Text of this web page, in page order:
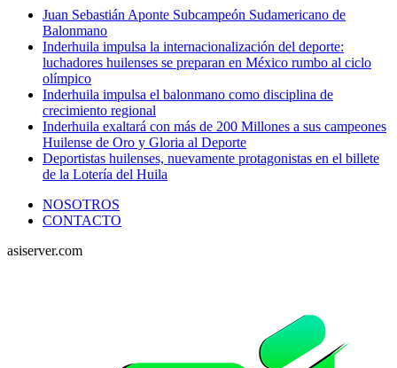
Juan Sebastián Aponte Subcampeón Sudamericano de
Balonmano
Inderhuila impulsa la internacionalización del deporte:
luchadores huilenses se preparan en México rumbo al ciclo
olímpico
Inderhuila impulsa el balonmano como disciplina de
crecimiento regional
Inderhuila exaltará con más de 200 Millones a sus campeones
Huilense de Oro y Gloria al Deporte
Deportistas huilenses, nuevamente protagonistas en el billete
de la Lotería del Huila
NOSOTROS
CONTACTO
asiserver.com